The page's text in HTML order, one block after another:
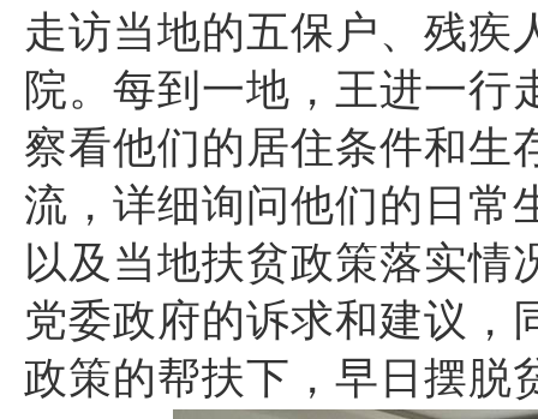
走访当地的五保户、残疾
院。每到一地，王进一行
察看他们的居住条件和生
流，详细询问他们的日常
以及当地扶贫政策落实情
党委政府的诉求和建议，
政策的帮扶下，早日摆脱